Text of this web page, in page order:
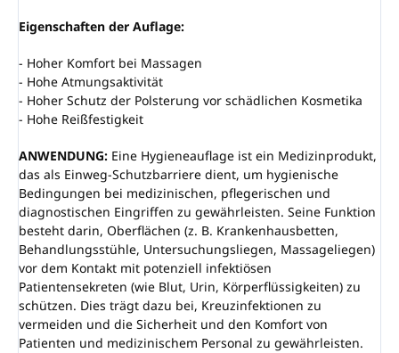
Eigenschaften der Auflage:
- Hoher Komfort bei Massagen
- Hohe Atmungsaktivität
- Hoher Schutz der Polsterung vor schädlichen Kosmetika
- Hohe Reißfestigkeit
ANWENDUNG: Eine Hygieneauflage ist ein Medizinprodukt,
das als Einweg-Schutzbarriere dient, um hygienische
Bedingungen bei medizinischen, pflegerischen und
diagnostischen Eingriffen zu gewährleisten. Seine Funktion
besteht darin, Oberflächen (z. B. Krankenhausbetten,
Behandlungsstühle, Untersuchungsliegen, Massageliegen)
vor dem Kontakt mit potenziell infektiösen
Patientensekreten (wie Blut, Urin, Körperflüssigkeiten) zu
schützen. Dies trägt dazu bei, Kreuzinfektionen zu
vermeiden und die Sicherheit und den Komfort von
Patienten und medizinischem Personal zu gewährleisten.